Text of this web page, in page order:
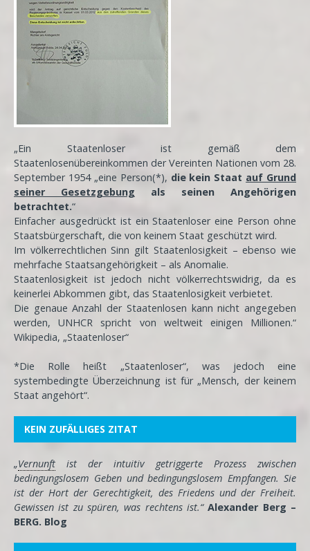
„Ein Staatenloser ist gemäß dem
Staatenlosenübereinkommen der Vereinten Nationen vom 28.
September 1954 „eine Person(*), die kein Staat auf Grund
seiner Gesetzgebung als seinen Angehörigen
betrachtet.“
Einfacher ausgedrückt ist ein Staatenloser eine Person ohne
Staatsbürgerschaft, die von keinem Staat geschützt wird.
Im völkerrechtlichen Sinn gilt Staatenlosigkeit – ebenso wie
mehrfache Staatsangehörigkeit – als Anomalie.
Staatenlosigkeit ist jedoch nicht völkerrechtswidrig, da es
keinerlei Abkommen gibt, das Staatenlosigkeit verbietet.
Die genaue Anzahl der Staatenlosen kann nicht angegeben
werden, UNHCR spricht von weltweit einigen Millionen.“
Wikipedia, „Staatenloser“
*Die Rolle heißt „Staatenloser“, was jedoch eine
systembedingte Überzeichnung ist für „Mensch, der keinem
Staat angehört“.
KEIN ZUFÄLLIGES ZITAT
„Vernunft ist der intuitiv getriggerte Prozess zwischen
bedingungslosem Geben und bedingungslosem Empfangen. Sie
ist der Hort der Gerechtigkeit, des Friedens und der Freiheit.
Gewissen ist zu spüren, was rechtens ist.“Alexander Berg –
BERG. Blog